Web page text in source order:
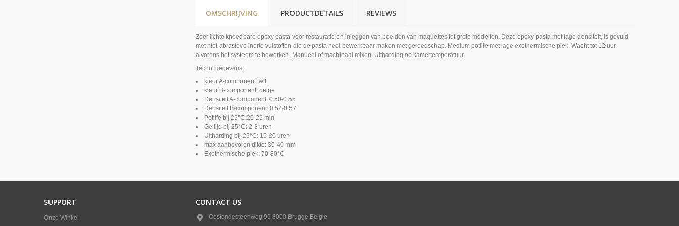
OMSCHRIJVING PRODUCTDETAILS REVIEWS
Zeer lichte kneedbare epoxy pasta voor restauratie en inleggen van beelden van maquettes tot grote modellen. Deze epoxy pasta met lage densiteit, is gevuld
met niet-abrasieve inerte vulstoffen die de pasta heel bewerkbaar maken met gereedschap. Medium potlife met lage exothermische piek. Wacht tot 12 uur
alvorens het systeem te bewerken. Manueel of machinaal mixen. Uitharding op kamertemperatuur.
Techn. gegevens:
kleur A-component: wit
kleur B-component: beige
Densiteit A-component: 0.50-0.55
Densiteit B-component: 0.52-0.57
Potlife bij 25°C:20-25 min
Geltijd bij 25°C: 2-3 uren
Uitharding bij 25°C: 15-20 uren
max aanbevolen dikte: 30-40 mm
Exothermische piek: 70-80°C
SUPPORT
Onze Winkel
CONTACT US
Oostendesteenweg 99 8000 Brugge Belgie